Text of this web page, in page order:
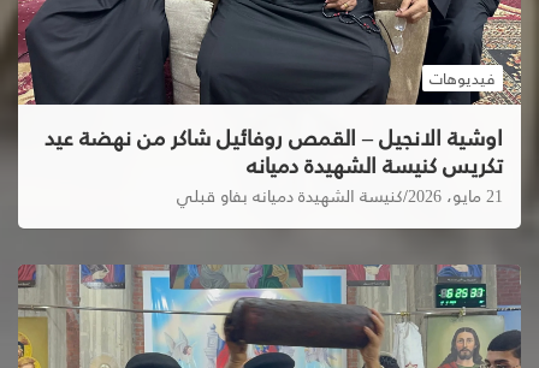
فيديوهات
اوشية الانجيل – القمص روفائيل شاكر من نهضة عيد
تكريس كنيسة الشهيدة دميانه
21 مايو، 2026 كنيسة الشهيدة دميانه بفاو قبلي